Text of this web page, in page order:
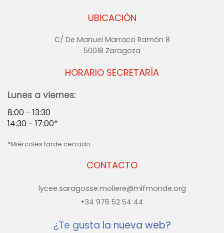
UBICACIÓN
C/ De Manuel Marraco Ramón 8
50018 Zaragoza
CONTACTO
lycee.saragosse.moliere@mlfmonde.org
+34 976 52 54 44
HORARIO SECRETARÍA
Lunes a viernes:
8:00 - 13:30
14:30 - 17:00*
*Miércoles tarde cerrado
¿Te gusta la nueva web?